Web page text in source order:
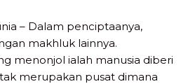
– Dalam penciptaanya,
makhluk lainnya.
menonjol ialah manusia diberi
merupakan pusat dimana